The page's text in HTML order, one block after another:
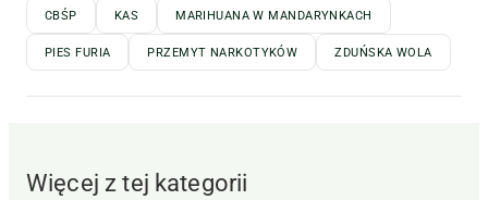
CBŚP KAS MARIHUANA W MANDARYNKACH
PIES FURIA PRZEMYT NARKOTYKÓW ZDUŃSKA WOLA
Więcej z tej kategorii